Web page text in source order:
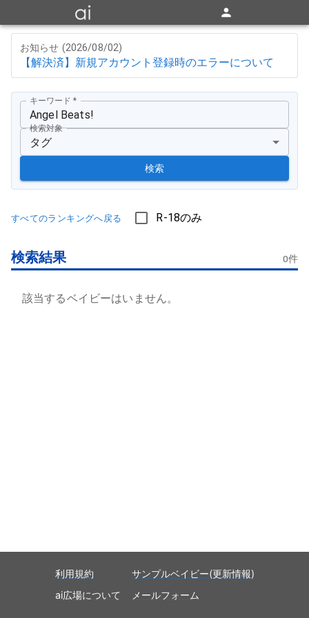
お知らせ (2026/08/02)
【解決済】新規アカウント登録時のエラーについて
キーワード *
検索対象
タグ
検索
すべてのランキングへ戻る R-18のみ
検索結果 0件
該当するベイビーはいません。
利用規約
ai広場について
サンプルベイビー(更新情報)
メールフォーム